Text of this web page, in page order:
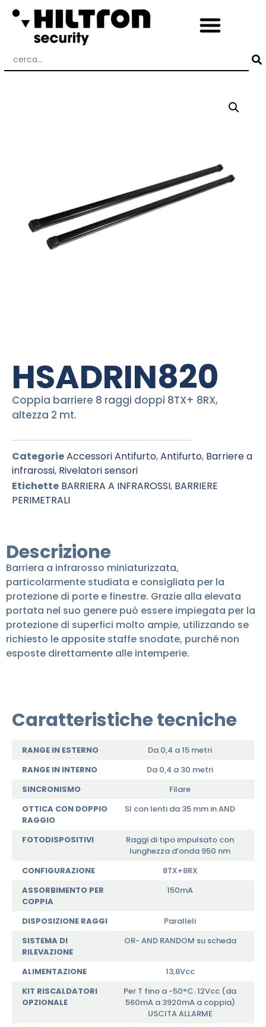
HSADRIN820
Coppia barriere 8 raggi doppi 8TX+ 8RX,
altezza 2 mt.
CategorieAccessori Antifurto,Antifurto, Barriere a
infrarossi, Rivelatori sensori
Etichette BARRIERA A INFRAROSSI, BARRIERE
PERIMETRALI
Descrizione
Barriera a infrarosso miniaturizzata,
particolarmente studiata e consigliata per la
protezione di porte e finestre. Grazie alla elevata
portata nel suo genere può essere impiegata per la
protezione di superfici molto ampie, utilizzando se
richiesto le apposite staffe snodate, purché non
esposte direttamente alle intemperie.
Caratteristiche tecniche
RANGE IN ESTERNO
Da 0,4 a 15 metri
RANGE IN INTERNO
Da 0,4 a 30 metri
SINCRONISMO
Filare
OTTICA CON DOPPIO
RAGGIO
SI con lenti da 35 mm in AND
FOTODISPOSITIVI
Raggi di tipo impulsato con
lunghezza d’onda 950 nm
CONFIGURAZIONE
8TX+8RX
ASSORBIMENTO PER
COPPIA
150mA
DISPOSIZIONE RAGGI
Paralleli
SISTEMA DI
RILEVAZIONE
OR- AND RANDOM su scheda
ALIMENTAZIONE
13,8Vcc
KIT RISCALDATORI
OPZIONALE
Per T fino a -50°C. 12Vcc (da
560mA a 3920mA a coppia)
USCITA ALLARME